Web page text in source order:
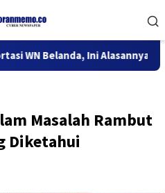
Ini Alasannya 9
Masalah Rambut
Diketahui